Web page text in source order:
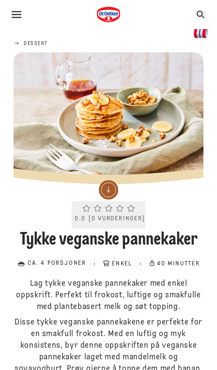
DESSERT
Current rating 0.0. Click to rate.
0.0 0 VURDERINGER
Tykke veganske pannekaker
CA. 4 PORSJONER ENKEL 40 MINUTTER
Lag tykke veganske pannekaker med enkel
oppskrift. Perfekt til frokost, luftige og smakfulle
med plantebasert melk og søt topping.
Disse tykke veganske pannekakene er perfekte for
en smakfull frokost. Med en luftig og myk
konsistens, byr denne oppskriften på veganske
pannekaker laget med mandelmelk og